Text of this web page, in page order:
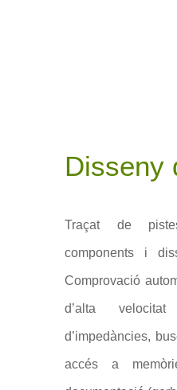
Disseny
Traçat de
components i
Comprovació
d’alta
d’impedàncies,
accés a